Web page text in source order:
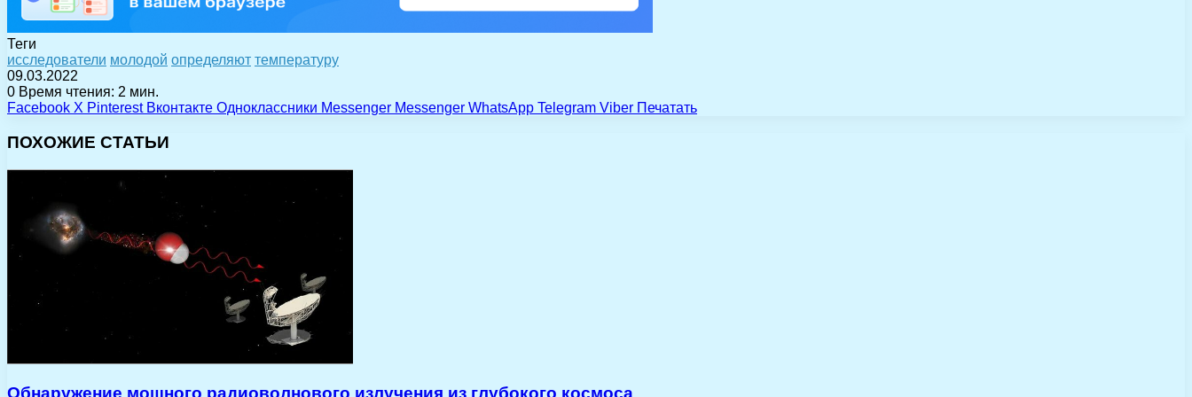
Теги
исследователи молодой определяют температуру
09.03.2022
0 Время чтения: 2 мин.
Facebook X Pinterest Вконтакте Одноклассники Messenger Messenger WhatsApp Telegram Viber Печатать
ПОХОЖИЕ СТАТЬИ